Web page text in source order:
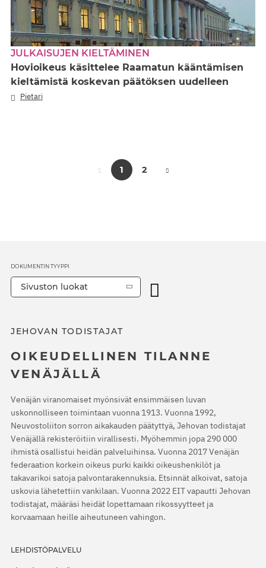
JULKAISUJEN KIELTÄMINEN
Hovioikeus käsittelee Raamatun kääntämisen
kieltämistä koskevan päätöksen uudelleen
Pietari
1 2
JEHOVAN TODISTAJAT
OIKEUDELLINEN TILANNE
VENÄJÄLLÄ
Venäjän viranomaiset myönsivät ensimmäisen luvan
uskonnolliseen toimintaan vuonna 1913. Vuonna 1992,
Neuvostoliiton sorron aikakauden päätyttyä, Jehovan todistajat
Venäjällä rekisteröitiin virallisesti. Myöhemmin jopa 290 000
ihmistä osallistui heidän palveluihinsa. Vuonna 2017 Venäjän
federaation korkein oikeus purki kaikki oikeushenkilöt ja
takavarikoi satoja palvontarakennuksia. Etsinnät alkoivat, satoja
uskovia lähetettiin vankilaan. Vuonna 2022 EIT vapautti Jehovan
todistajat, määräsi heidät lopettamaan rikossyytteet ja
korvaamaan heille aiheutuneen vahingon.
LEHDISTÖPALVELU
DOKUMENTIN TYYPPI
Sivuston luokat